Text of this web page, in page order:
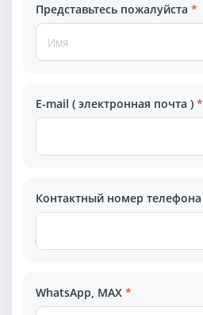
Представьтесь пожалуйста *
E-mail ( электронная почта ) *
Контактный номер телефона
WhatsApp, MAX *